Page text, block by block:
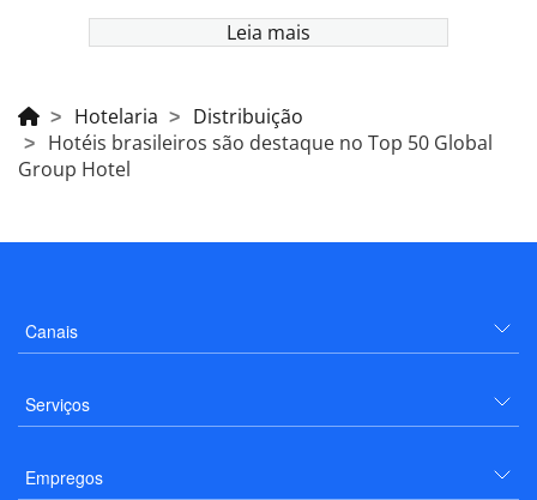
Leia mais
Hotelaria
Distribuição
Hotéis brasileiros são destaque no Top 50 Global
Group Hotel
Canais
Serviços
Empregos